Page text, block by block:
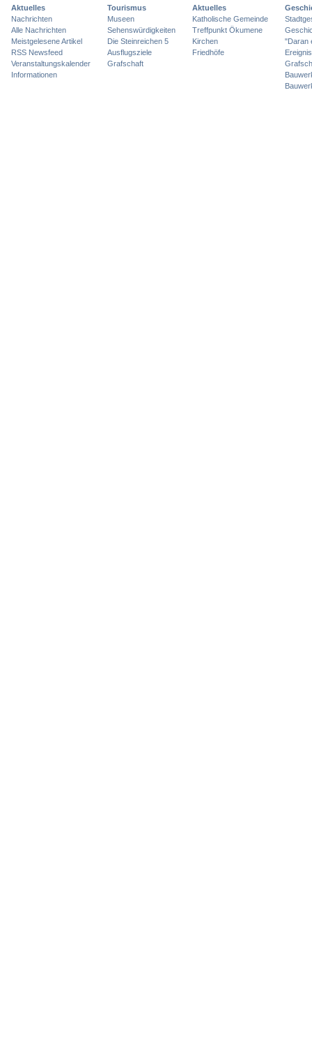
Aktuelles
Nachrichten
Alle Nachrichten
Meistgelesene Artikel
RSS Newsfeed
Veranstaltungskalender
Informationen
Tourismus
Museen
Sehenswürdigkeiten
Die Steinreichen 5
Ausflugsziele
Grafschaft
Aktuelles
Katholische Gemeinde
Treffpunkt Ökumene
Kirchen
Friedhöfe
"Daran